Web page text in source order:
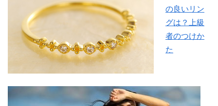
の良いリン
グは？上級
者のつけか
た